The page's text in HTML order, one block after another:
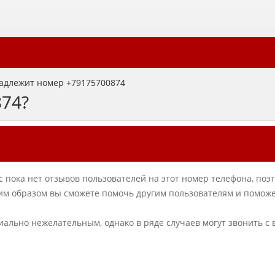
номер +79175700874
пока нет отзывов пользователей на этот номер телефона,
образом вы сможете помочь другим пользователям и
нежелательным, однако в ряде случаев могут звонить с